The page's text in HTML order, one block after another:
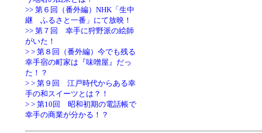
>> 第６回（番外編）NHK「生中
継 ふるさと一番」にて放映！
>> 第７回 幸手に狩野派の絵師
がいた！
> > 第８回（番外編）今でも残る
幸手宿の町家は『味噌屋』だっ
た！？
> > 第９回 江戸時代からある幸
手の和スイーツとは？！
> > 第10回 昭和初期の電話帳で
幸手の商業が分かる！？